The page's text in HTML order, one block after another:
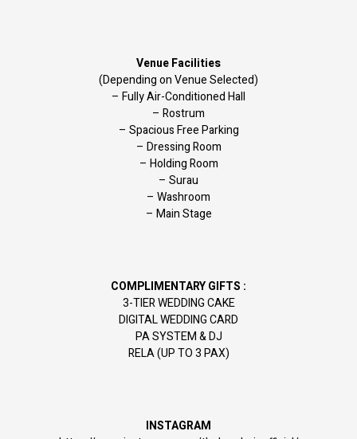
Venue Facilities
(Depending on Venue Selected)
– Fully Air-Conditioned Hall
– Rostrum
– Spacious Free Parking
– Dressing Room
– Holding Room
– Surau
– Washroom
– Main Stage
COMPLIMENTARY GIFTS :
3-TIER WEDDING CAKE
DIGITAL WEDDING CARD
PA SYSTEM & DJ
RELA (UP TO 3 PAX)
INSTAGRAM